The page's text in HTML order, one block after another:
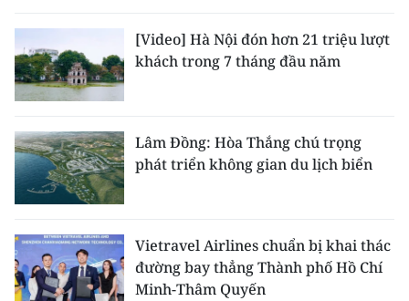
[Video] Hà Nội đón hơn 21 triệu lượt
khách trong 7 tháng đầu năm
Lâm Đồng: Hòa Thắng chú trọng
phát triển không gian du lịch biển
Vietravel Airlines chuẩn bị khai thác
đường bay thẳng Thành phố Hồ Chí
Minh-Thâm Quyến